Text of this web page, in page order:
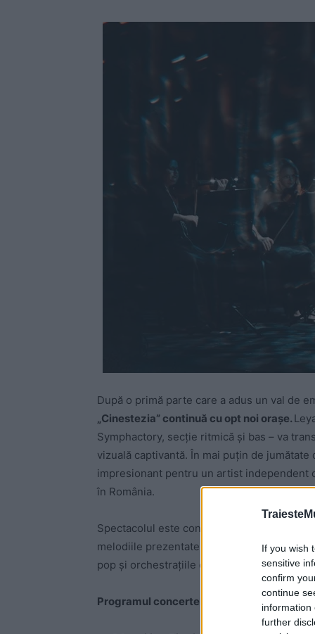
If you wish
sensitive
confirm
continue
information
further
După o primă parte care a adus un val de
„Cinestezia” continuă cu opt noi orașe.
Symphactory, secție ritmică și bas – va
vizuală captivantă. În mai puțin de jumătate
impresionant pentru un artist independent
în România.
Spectacolul este conceput și compus
melodiile prezentate în turneu sunt
pop și orchestrațiile clasice.
Programul concertelor: